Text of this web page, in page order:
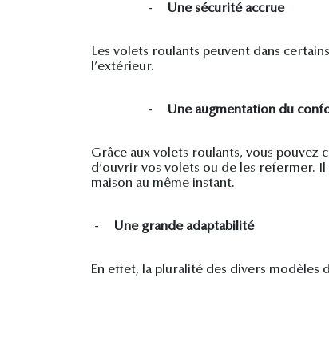
- Une sécurité accrue
Les volets roulants peuvent dans
l’extérieur.
- Une augmentation du
Grâce aux volets roulants, vous pouvez
d’ouvrir vos volets ou de les refermer.
maison au même instant.
- Une grande adaptabilité
En effet, la pluralité des divers